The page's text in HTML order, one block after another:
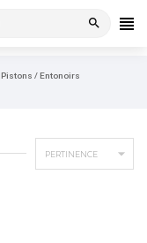
search
Pistons / Entonoirs
PERTINENCE 